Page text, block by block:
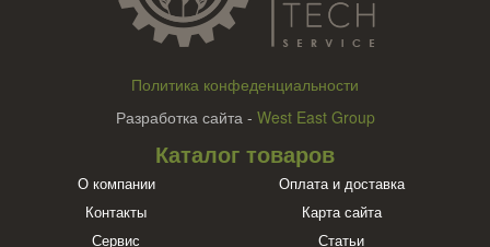
Политика конфеденциальности
Разработка сайта - West East Group
Каталог товаров
О компании
Оплата и доставка
Контакты
Карта сайта
Сервис
Статьи